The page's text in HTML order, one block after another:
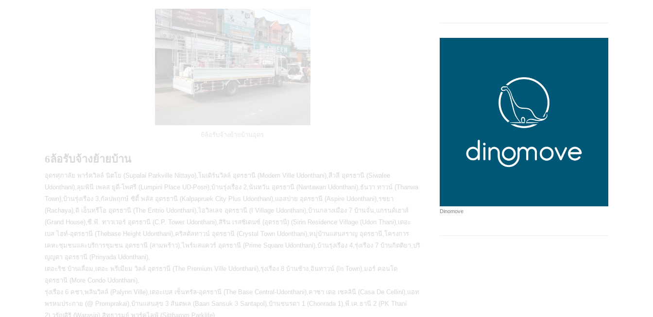
6ล้อรับจ้างย้ายบ้านอุดร
6ล้อรับจ้างย้ายบ้าน
อุดรศุภาลัย พาร์ควิลล์ นิตโย (Supalai Parkville Nittayo),โมเดิร์นวิลล์ อุดรธานี (Modern Ville Udonthani),สีวลี อุดรธานี (Siwalee
Udonthani),ลุมพินี เพลส ยูดี-โพศรี (Lumpini Place UD-Posri),บ้านรุ่งเรือง 2,นันทวัน อุดรธานี (Nantawan Udonthani),ธันวา ทาวน์ (Thanwa
Town),บ้านรุ่งเรือง 3,กัลปพฤกษ์ ซิตี้ พลัส อุดรธานี (Kalpapruek City Plus Udonthani),แอสปาย อุดรธานี (Aspire Udonthani),รชยา
(Rachaya),ดิ เอ็นทรีโอ อุดรธานี (The Entrio Udonthani),ไอวิลเลจ อุดรธานี (I Village Udonthani),บ้านกลางเมือง 7 บ้านจั่น,แกรนด์เฮาส์
(Grand House),ซี.พี. ทาวเวอร์ อุดรธานี (C.P. Tower Udonthani),สิริน เรสซิเดนซ์ (อุดรธานี) (Sirin Residence Village (Udon Thani),เดอะ
เบส ไฮท์-อุดรธานี (Thebase Height Udonthani),คริสตัลทาวน์ อุดรธานี (Crystal Town Udonthani),หมู่บ้านแสนสราญ อุดรธานี,โครงการ
เคหะชุมชนและบริการชุมชน อุดรธานี (สามพร้าว),ไพร์มสแควร์ อุดรธานี (Prime Square Udonthani),บ้านรุ่งเรือง 4,รุ่งเรือง 7 บ้านกิตติยา,ปริ
ญญดา อุดรธานี (Prinyada Udonthani),
เดอะริช บ้านเลื่อม,เดอะ พรีเมียม วิลล์ อุดรธานี (The Premium Ville Udonthani),รุ่งเรือง 8 บ้านช้าง,อินทาวน์ (In Town),มอร์ คอนโด
อุดรธานี (More Condo Udonthani),
รุ่งเรือง 6 คชา,พลินวิลล์ (Palynn Ville),เดอะเบส เซ็นทรัล-อุดรธานี (The Base Central-Udonthani),คาซา เดอ เซลลินี (Casa De Cellini),แอท
พรหมประกาย (@ Promprakai),บ้านแสนสุข 3 สันตพล (Baan Sansuk 3 Santapol),บ้านชนรดา 1 (Chonrada 1),พี.เค.ธานี 2 (PK Thani
2),วรัญสิริ (Warasiri),สิทธารมย์ พาร์คไลฟ์ (Sittharom Parklife)
Dinomove